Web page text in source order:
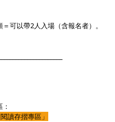
可以帶2人入場（含報名者）。
讀存摺專區」